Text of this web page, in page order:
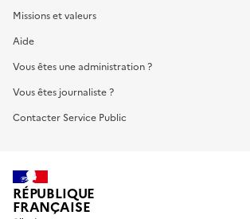
Missions et valeurs
Aide
Vous êtes une administration ?
Vous êtes journaliste ?
Contacter Service Public
RÉPUBLIQUE
FRANÇAISE